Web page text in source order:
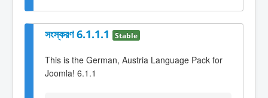
সংস্করণ 6.1.1.1 Stable
This is the German, Austria Language Pack for
Joomla! 6.1.1